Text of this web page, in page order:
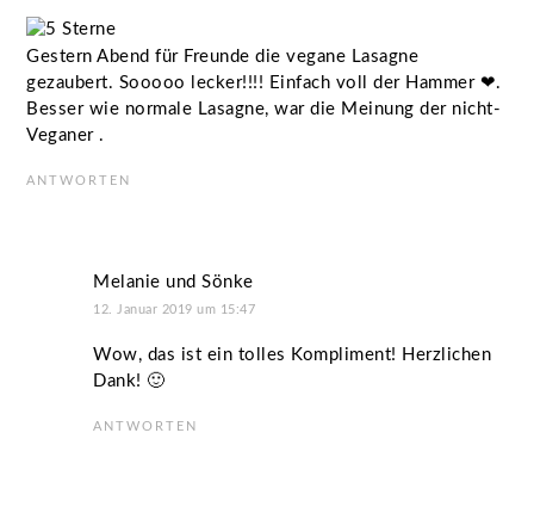
Gestern Abend für Freunde die vegane Lasagne
gezaubert. Sooooo lecker!!!! Einfach voll der Hammer ❤.
Besser wie normale Lasagne, war die Meinung der nicht-
Veganer .
ANTWORTEN
Melanie und Sönke
12. Januar 2019 um 15:47
Wow, das ist ein tolles Kompliment! Herzlichen
Dank! 🙂
ANTWORTEN